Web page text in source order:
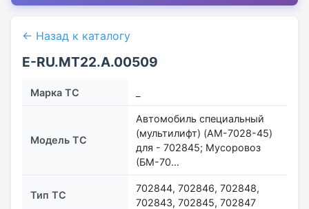
← Назад к каталогу
E-RU.MT22.А.00509
Марка ТС
Модель ТС
Автомобиль специальный
(мультилифт) (AM-7028-45)
для - 702845; Мусоровоз
(БМ-70…
Тип ТС
702844, 702846, 702848,
702843, 702845, 702847